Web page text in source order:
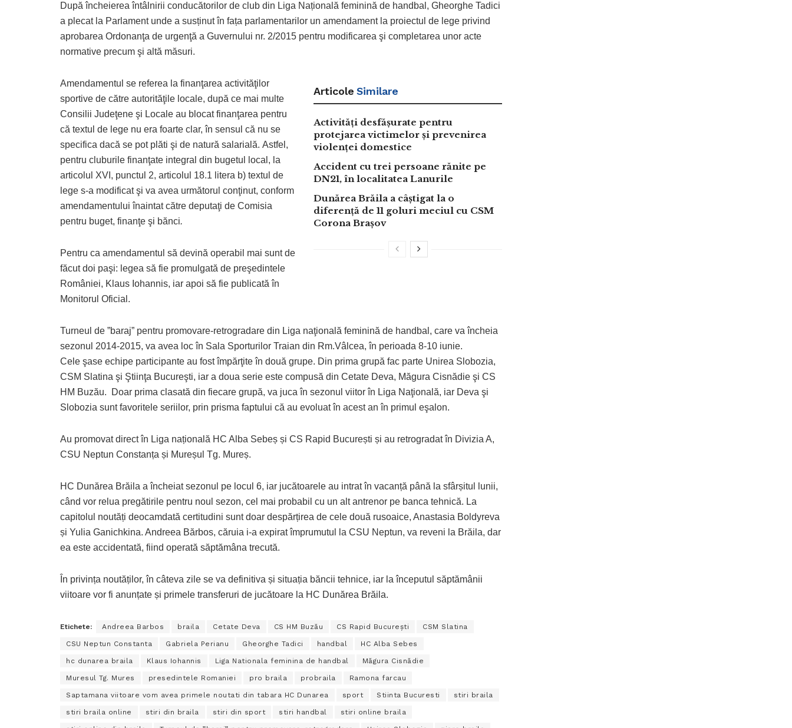
După încheierea întâlnirii conducătorilor de club din Liga Națională feminină de handbal, Gheorghe Tadici
a plecat la Parlament unde a susținut în fața parlamentarilor un amendament la proiectul de lege privind
aprobarea Ordonanţa de urgenţă a Guvernului nr. 2/2015 pentru modificarea şi completarea unor acte
normative precum şi altă măsuri.
Articole Similare
Activități desfășurate pentru
protejarea victimelor și prevenirea
violenței domestice
Accident cu trei persoane rănite pe
DN21, în localitatea Lanurile
Dunărea Brăila a câștigat la o
diferență de 11 goluri meciul cu CSM
Corona Brașov
Amendamentul se referea la finanţarea activităţilor
sportive de către autorităţile locale, după ce mai multe
Consilii Judeţene şi Locale au blocat finanţarea pentru
că textul de lege nu era foarte clar, în sensul că nu se
specifica dacă se pot plăti şi de natură salarială. Astfel,
pentru cluburile finanţate integral din bugetul local, la
articolul XVI, punctul 2, articolul 18.1 litera b) textul de
lege s-a modificat şi va avea următorul conţinut, conform
amendamentului înaintat către deputaţi de Comisia
pentru buget, finanţe şi bănci.
Pentru ca amendamentul să devină operabil mai sunt de
făcut doi paşi: legea să fie promulgată de preşedintele
României, Klaus Iohannis, iar apoi să fie publicată în
Monitorul Oficial.
Turneul de ”baraj” pentru promovare-retrogradare din Liga naţională feminină de handbal, care va încheia
sezonul 2014-2015, va avea loc în Sala Sporturilor Traian din Rm.Vâlcea, în perioada 8-10 iunie.
Cele şase echipe participante au fost împărţite în două grupe. Din prima grupă fac parte Unirea Slobozia,
CSM Slatina şi Ştiinţa Bucureşti, iar a doua serie este compusă din Cetate Deva, Măgura Cisnădie şi CS
HM Buzău. Doar prima clasată din fiecare grupă, va juca în sezonul viitor în Liga Naţională, iar Deva şi
Slobozia sunt favoritele seriilor, prin prisma faptului că au evoluat în acest an în primul eşalon.
Au promovat direct în Liga națională HC Alba Sebeș și CS Rapid București și au retrogradat în Divizia A,
CSU Neptun Constanța și Mureșul Tg. Mureș.
HC Dunărea Brăila a încheiat sezonul pe locul 6, iar jucătoarele au intrat în vacanță până la sfârșitul lunii,
când vor relua pregătirile pentru noul sezon, cel mai probabil cu un alt antrenor pe banca tehnică. La
capitolul noutăți deocamdată certitudini sunt doar despărțirea de cele două rusoaice, Anastasia Boldyreva
și Yulia Ganichkina. Andreea Bărbos, căruia i-a expirat împrumutul la CSU Neptun, va reveni la Brăila, dar
ea este accidentată, fiind operată săptămâna trecută.
În privința noutăților, în câteva zile se va definitiva și situația băncii tehnice, iar la începutul săptămânii
viitoare vor fi anunțate și primele transferuri de jucătoare la HC Dunărea Brăila.
Etichete: Andreea Barbos braila Cetate Deva CS HM Buzău CS Rapid București CSM Slatina
CSU Neptun Constanta Gabriela Perianu Gheorghe Tadici handbal HC Alba Sebes
hc dunarea braila Klaus Iohannis Liga Nationala feminina de handbal Măgura Cisnădie
Muresul Tg. Mures presedintele Romaniei pro braila probraila Ramona farcau
Saptamana viitoare vom avea primele noutati din tabara HC Dunarea sport Stiinta Bucuresti stiri braila
stiri braila online stiri din braila stiri din sport stiri handbal stiri online braila